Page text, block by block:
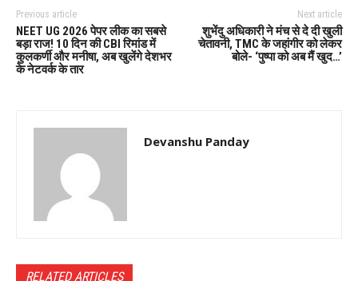
Previous article
NEET UG 2026 पेपर लीक का सबसे
बड़ा राज! 10 दिन की CBI रिमांड में
कुलकर्णी और मनीषा, अब खुलेंगे देशभर
के नेटवर्क के तार
Next article
शुभेंदु अधिकारी ने मंच से दे दी खुली
चेतावनी, TMC के जहांगीर को लेकर
बोले- ‘पुष्पा को अब मैं खुद…’
Devanshu Panday
RELATED ARTICLES